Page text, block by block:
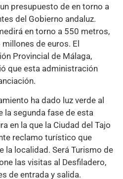
presupuesto de en torno a
del Gobierno andaluz.
en torno a 550 metros,
de euros. El
Provincial de Málaga,
que esta administración
ha dado luz verde al
la segunda fase de esta
en la que la Ciudad del Tajo
reclamo turístico que
la localidad. Será Turismo de
las visitas al Desfiladero,
de entrada y salida.